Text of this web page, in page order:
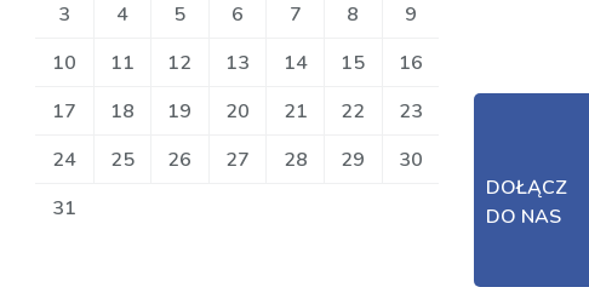
DOŁĄCZ
DO NAS
3
4 5 6 7 8
9
10
11 12 13 14 15
16
17
18 19 20 21 22
23
24
25 26 27 28 29
30
31